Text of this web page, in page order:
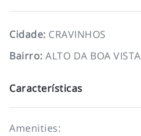
Cidade: CRAVINHOS
Bairro: ALTO DA BOA VISTA
Características
Amenities: